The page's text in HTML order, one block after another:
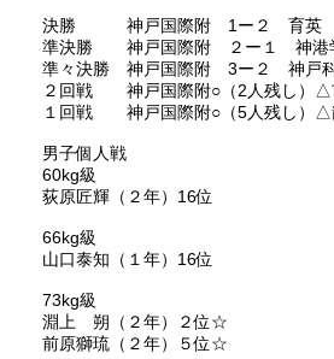
決勝 神戸国際附 1ー２ 育英
準決勝 神戸国際附 ２ー１ 神港
準々決勝 神戸国際附 3ー２ 神戸
２回戦 神戸国際附○（2人残し）△
１回戦 神戸国際附○（5人残し）△
男子個人戦
60kg級
荻原匠輝（２年）16位
66kg級
山口泰知（１年）16位
73kg級
淵上 朔（２年）２位☆
前原獅琉（２年）５位☆